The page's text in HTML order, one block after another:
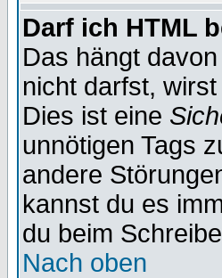
Darf ich HTML
Das hängt
nicht darfst,
Dies ist eine
unnötigen Tags
andere
kannst du es
du beim
Nach oben